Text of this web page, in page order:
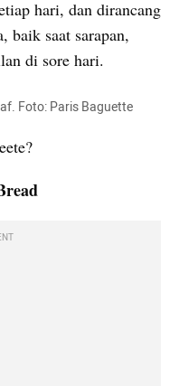
hari, dan dirancang
baik saat sarapan,
di sore hari.
Foto: Paris Baguette